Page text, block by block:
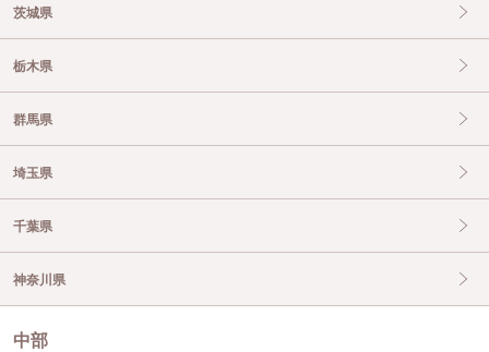
茨城県
栃木県
群馬県
埼玉県
千葉県
神奈川県
中部